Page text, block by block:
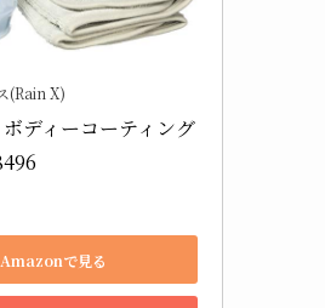
(Rain X)
ディーコーティング
Amazonで見る